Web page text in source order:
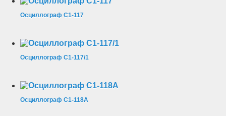
Осциллограф С1-117
Осциллограф С1-117/1
Осциллограф С1-118А